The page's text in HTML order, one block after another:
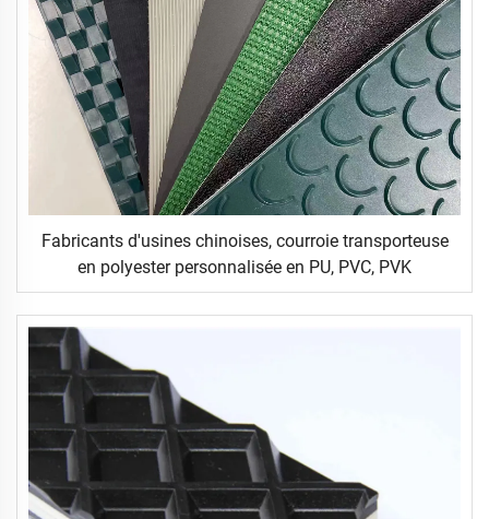
Fabricants d'usines chinoises, courroie transporteuse
en polyester personnalisée en PU, PVC, PVK